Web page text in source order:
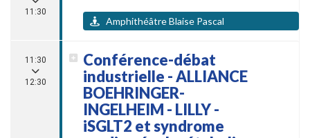
11:30
Amphithéâtre Blaise Pascal
11:30
12:30
Conférence-débat
industrielle - ALLIANCE
BOEHRINGER-
INGELHEIM - LILLY -
iSGLT2 et syndrome